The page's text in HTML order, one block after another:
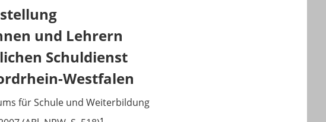
und Lehrern
Schuldienst
Westfalen
für Schule und Weiterbildung